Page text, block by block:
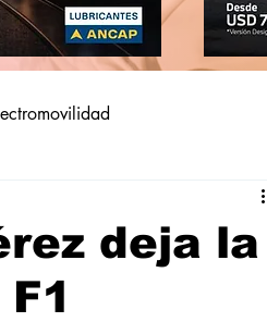
deja la